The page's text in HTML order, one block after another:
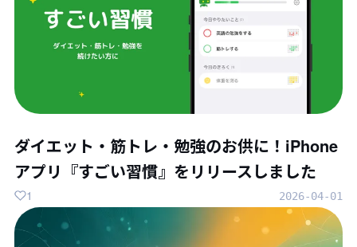
ダイエット・筋トレ・勉強のお供に！iPhone
アプリ『すごい習慣』をリリースしました
2026-04-01
1